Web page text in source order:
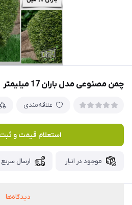
چمن مصنوعی مدل باران 17 میلیمتر
علاقه‌مندی
استعلام قیمت و
موجود در انبار ارسال سریع
دیدگاه‌ها